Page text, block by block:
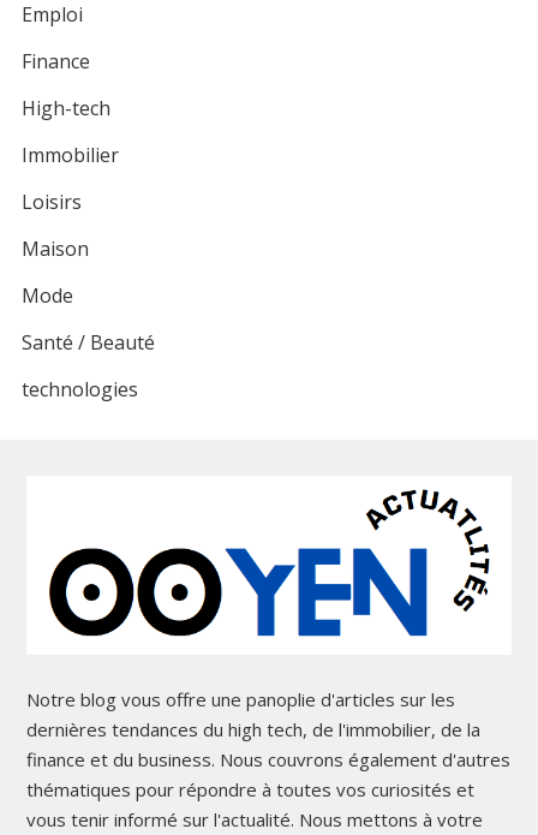
Emploi
Finance
High-tech
Immobilier
Loisirs
Maison
Mode
Santé / Beauté
technologies
Notre blog vous offre une panoplie d'articles sur les
dernières tendances du high tech, de l'immobilier, de la
finance et du business. Nous couvrons également d'autres
thématiques pour répondre à toutes vos curiosités et
vous tenir informé sur l'actualité. Nous mettons à votre